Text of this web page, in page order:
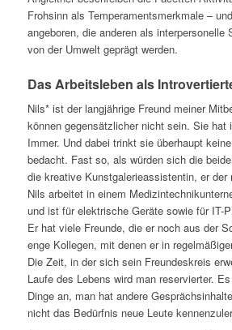
Frohsinn als Temperamentsmerkmale –
angeboren, die anderen als interpersonelle
von der Umwelt geprägt werden.
Das Arbeitsleben als
Nils* ist der langjährige Freund meiner
können gegensätzlicher nicht sein. Sie hat
Immer. Und dabei trinkt sie überhaupt
bedacht. Fast so, als würden sich die
die kreative Kunstgalerieassistentin, er der
Nils arbeitet in einem
und ist für elektrische Geräte sowie für IT-
Er hat viele Freunde, die er noch aus der
enge Kollegen, mit denen er in
Die Zeit, in der sich sein Freundeskreis
Laufe des Lebens wird man reservierter.
Dinge an, man hat andere
nicht das Bedürfnis neue Leute